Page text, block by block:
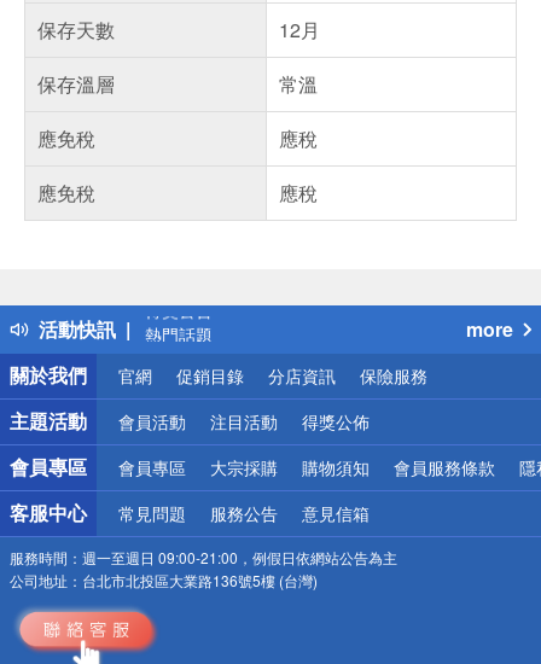
保存天數
12月
保存溫層
常溫
應免稅
應稅
應免稅
應稅
活動快訊
得獎公告
熱門話題
銀行優惠
偏遠地區配送
詐騙網頁！請小心！
more
關於我們
官網 促銷目錄 分店資訊 保險服務
主題活動 會員活動 注目活動 得獎公佈
會員專區 會員專區 大宗採購 購物須知 會員服務條款 隱
客服中心 常見問題 服務公告 意見信箱
服務時間： 週一至週日 09:00-21:00，例假日依網站公告為主
公司地址： 台北市北投區大業路136號5樓 (台灣)